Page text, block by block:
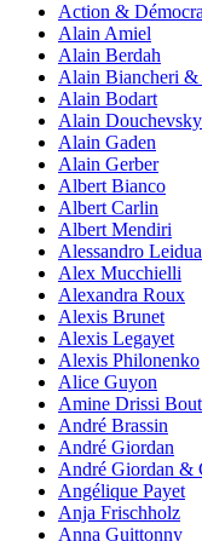
Action &
Alain Amiel
Alain Berdah
Alain Biancheri &
Alain Bodart
Alain Douchevsky
Alain Gaden
Alain Gerber
Albert Bianco
Albert Carlin
Albert Mendiri
Alessandro
Alex Mucchielli
Alexandra Roux
Alexis Brunet
Alexis Legayet
Alexis Philonenko
Alice Guyon
Amine Drissi
André Brassin
André Giordan
André Giordan &
Angélique Payet
Anja Frischholz
Anna Guittonny